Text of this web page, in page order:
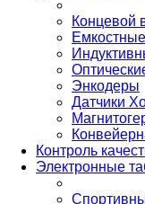
Концевой
Энкодеры
Датчики
Контроль
Электронные